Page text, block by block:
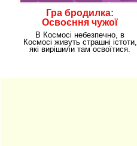
Гра бродилка:
Освоєння чужої
планети
В Космосі небезпечно, в
Космосі живуть страшні істоти,
які вирішили там освоїтися.